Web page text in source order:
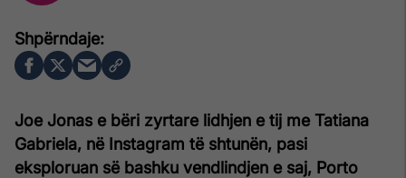
Joe Jonas e bëri zyrtare lidhjen e tij me Tatiana
Gabriela, në Instagram të shtunën, pasi
eksploruan së bashku vendlindjen e saj, Porto